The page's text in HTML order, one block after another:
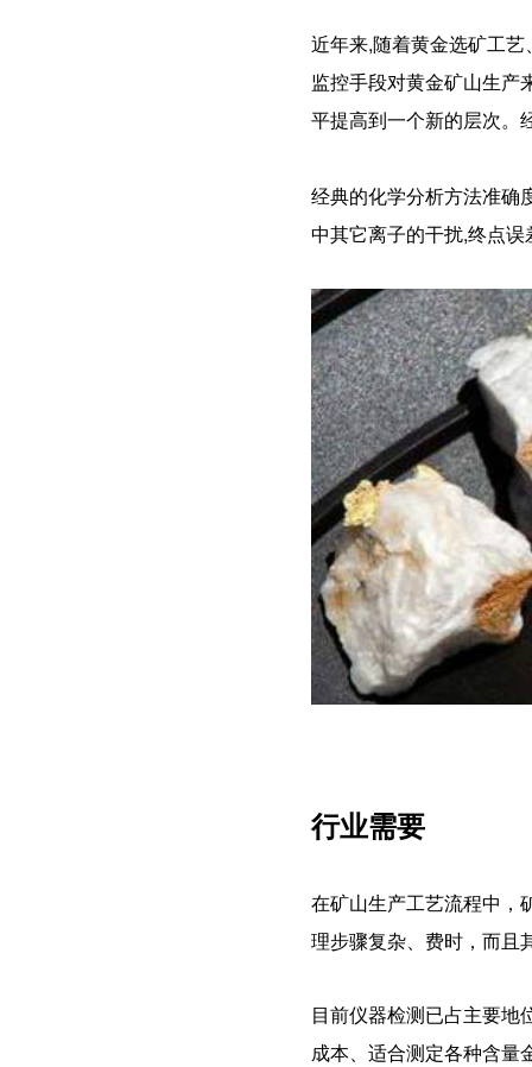
近年来,随着黄金选矿工
监控手段对黄金矿山生产
平提高到一个新的层次。
经典的化学分析方法准确
中其它离子的干扰,终点
行业需要
在矿山生产工艺流程中，
理步骤复杂、费时，而且
目前仪器检测已占主要地
成本、适合测定各种含量